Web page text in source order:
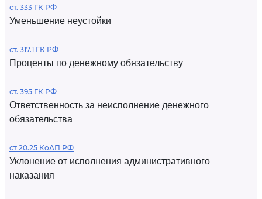
ст. 333 ГК РФ
Уменьшение неустойки
ст. 317.1 ГК РФ
Проценты по денежному обязательству
ст. 395 ГК РФ
Ответственность за неисполнение денежного
обязательства
ст 20.25 КоАП РФ
Уклонение от исполнения административного
наказания